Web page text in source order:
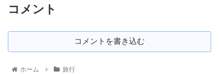
コメント
コメントを書き込む
ホーム 旅行